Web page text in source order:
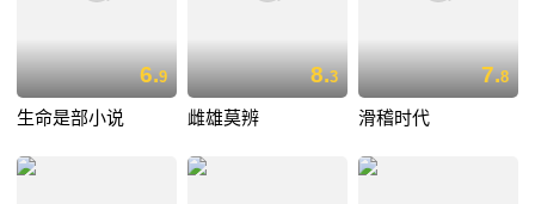
6.9
生命是部小说
8.3
雌雄莫辨
7.8
滑稽时代